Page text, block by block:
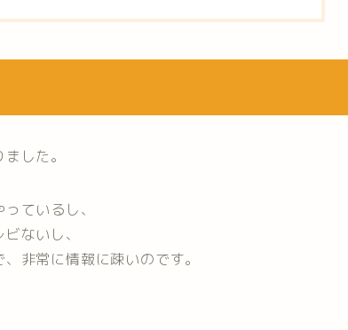
した。
ているし、
ないし、
非常に情報に疎いのです。